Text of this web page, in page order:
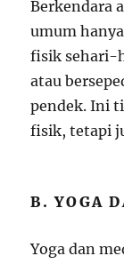
Berkendara
umum
fisik sehari-
atau
pendek. Ini
fisik, tetapi
B. YOGA
Yoga dan